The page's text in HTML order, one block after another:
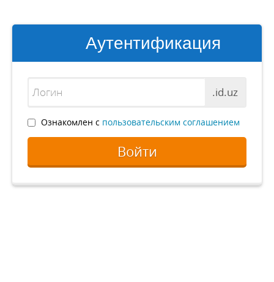
Аутентификация
.id.uz
Ознакомлен с пользовательским соглашением
Войти